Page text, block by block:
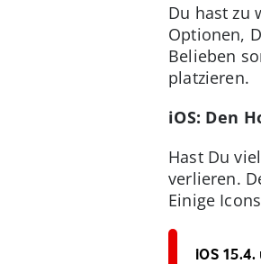
Du hast zu
Optionen,
Belieben
platzieren.
iOS: Den
Hast Du
verlieren.
Einige
iOS